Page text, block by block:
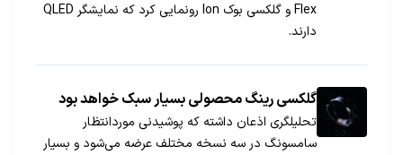
Flex و گلکسی بوک Ion رونمایی کرد که نمایشگر QLED
دارند.
گلکسی رینگ محصولی بسیار سبک خواهد بود
تحلیلگری اذعان داشته که پوشیدنی موردانتظار
سامسونگ در سه نسخه مختلف عرضه می‌شود و بسیار